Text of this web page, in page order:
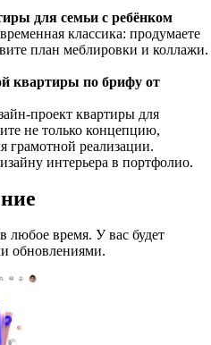
для семьи с ребёнком
классика: продумаете
план меблировки и коллажи.
квартиры по брифу от
проект квартиры для
не только концепцию,
грамотной реализации.
интерьера в портфолио.
любое время. У вас будет
обновлениями.